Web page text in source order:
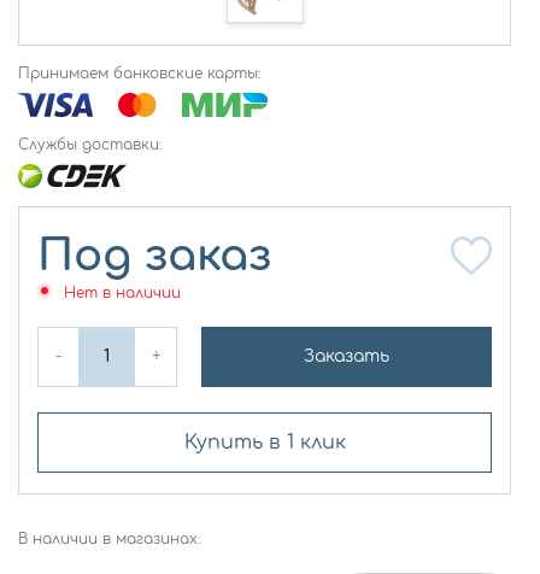
Принимаем банковские карты:
Службы доставки:
Под заказ
Нет в наличии
- + Заказать
Купить в 1 клик
В наличии в магазинах: